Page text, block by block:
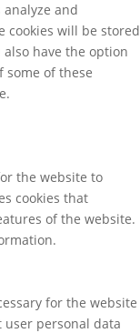
and
cookies will be stored
have the option
some of these
the website to
cookies that
of the website.
for the website
personal data